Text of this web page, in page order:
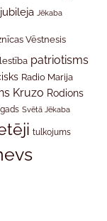
jubileja Jēkaba
Vēstnesis
patriotisms
Radio Marija
Kruzo Rodions
Svētā Jēkaba
tulkojums